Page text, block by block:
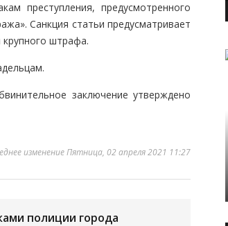
преступления, предусмотренного
Санкция статьи предусматривает
штрафа.
заключение утверждено
изменение Пятница, 02 апреля 2021 11:27
полиции города